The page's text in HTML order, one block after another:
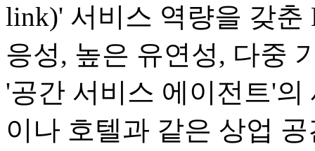
link)' 서비스 역량을 갖춘
응성, 높은 유연성, 다중
'공간 서비스 에이전트'
이나 호텔과 같은 상업